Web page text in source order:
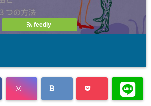
feedly